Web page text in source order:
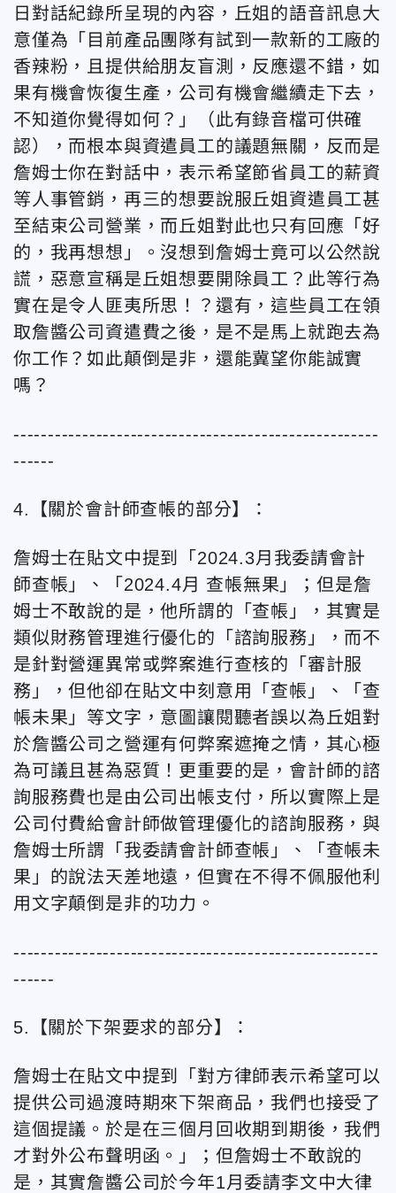
日對話紀錄所呈現的內容，丘姐的語音訊息大
意僅為「目前產品團隊有試到一款新的工廠的
香辣粉，且提供給朋友盲測，反應還不錯，如
果有機會恢復生產，公司有機會繼續走下去，
不知道你覺得如何？」（此有錄音檔可供確
認），而根本與資遣員工的議題無關，反而是
詹姆士你在對話中，表示希望節省員工的薪資
等人事管銷，再三的想要說服丘姐資遣員工甚
至結束公司營業，而丘姐對此也只有回應「好
的，我再想想」。沒想到詹姆士竟可以公然說
謊，惡意宣稱是丘姐想要開除員工？此等行為
實在是令人匪夷所思！？還有，這些員工在領
取詹醬公司資遣費之後，是不是馬上就跑去為
你工作？如此顛倒是非，還能冀望你能誠實
嗎？
-----------------------------------------------------
------
4.【關於會計師查帳的部分】：
詹姆士在貼文中提到「2024.3月我委請會計
師查帳」、「2024.4月 查帳無果」；但是詹
姆士不敢說的是，他所謂的「查帳」，其實是
類似財務管理進行優化的「諮詢服務」，而不
是針對營運異常或弊案進行查核的「審計服
務」，但他卻在貼文中刻意用「查帳」、「查
帳未果」等文字，意圖讓閱聽者誤以為丘姐對
於詹醬公司之營運有何弊案遮掩之情，其心極
為可議且甚為惡質！更重要的是，會計師的諮
詢服務費也是由公司出帳支付，所以實際上是
公司付費給會計師做管理優化的諮詢服務，與
詹姆士所謂「我委請會計師查帳」、「查帳未
果」的說法天差地遠，但實在不得不佩服他利
用文字顛倒是非的功力。
-----------------------------------------------------
------
5.【關於下架要求的部分】：
詹姆士在貼文中提到「對方律師表示希望可以
提供公司過渡時期來下架商品，我們也接受了
這個提議。於是在三個月回收期到期後，我們
才對外公布聲明函。」；但詹姆士不敢說的
是，其實詹醬公司於今年1月委請李文中大律